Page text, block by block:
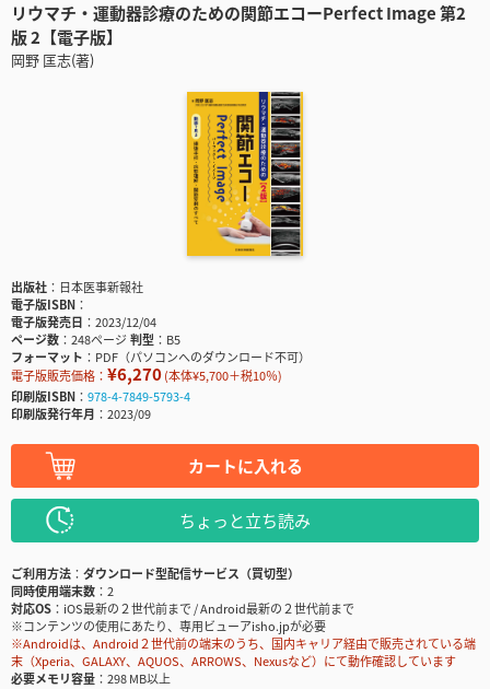
リウマチ・運動器診療のための関節エコーPerfect Image 第2
版 2【電子版】
岡野 匡志(著)
出版社
日本医事新報社
電子版ISBN
電子版発売日
2023/12/04
ページ数
248ページ判型
B5
フォーマット
PDF（パソコンへのダウンロード不可）
電子版販売価格： ¥6,270(本体¥5,700＋税10％)
印刷版ISBN
978-4-7849-5793-4
印刷版発行年月
2023/09
カートに入れる
ちょっと立ち読み
ご利用方法
ダウンロード型配信サービス（買切型）
同時使用端末数
2
対応OS
iOS最新の２世代前まで / Android最新の２世代前まで
※コンテンツの使用にあたり、専用ビューアisho.jpが必要
※Androidは、Android２世代前の端末のうち、国内キャリア経由で販売されている端
末（Xperia、GALAXY、AQUOS、ARROWS、Nexusなど）にて動作確認しています
必要メモリ容量
298 MB以上